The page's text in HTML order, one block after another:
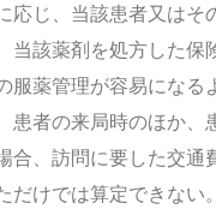
応じ、当該患者又はそ
当該薬剤を処方した
服薬管理が容易にな
患者の来局時のほか
合、訪問に要した交
だけでは算定できない。